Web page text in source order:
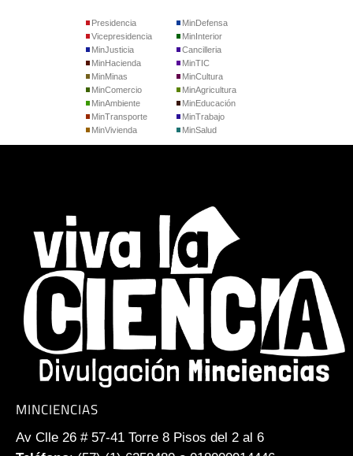
Presidencia
Vicepresidencia
MinJusticia
MinDefensa
MinInterior
Cancilleria
MinHacienda
MinMinas
MinComercio
MinTIC
MinCultura
MinAgricultura
MinAmbiente
MinTransporte
MinVivienda
MinEducación
MinTrabajo
MinSalud
MINCIENCIAS
Av Clle 26 # 57-41 Torre 8 Pisos del 2 al 6